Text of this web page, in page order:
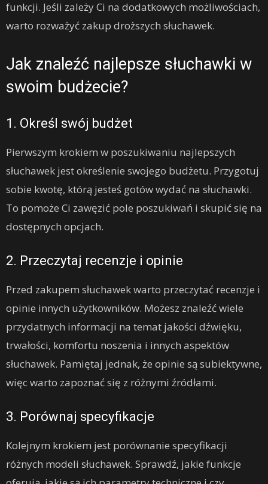
funkcji. Jeśli zależy Ci na dodatkowych możliwościach,
warto rozważyć zakup droższych słuchawek.
Jak znaleźć najlepsze słuchawki w
swoim budżecie?
1. Określ swój budżet
Pierwszym krokiem w poszukiwaniu najlepszych
słuchawek jest określenie swojego budżetu. Przygotuj
sobie kwotę, którą jesteś gotów wydać na słuchawki.
To pomoże Ci zawęzić pole poszukiwań i skupić się na
dostępnych opcjach.
2. Przeczytaj recenzje i opinie
Przed zakupem słuchawek warto przeczytać recenzje i
opinie innych użytkowników. Możesz znaleźć wiele
przydatnych informacji na temat jakości dźwięku,
trwałości, komfortu noszenia i innych aspektów
słuchawek. Pamiętaj jednak, że opinie są subiektywne,
więc warto zapoznać się z różnymi źródłami.
3. Porównaj specyfikacje
Kolejnym krokiem jest porównanie specyfikacji
różnych modeli słuchawek. Sprawdź, jakie funkcje